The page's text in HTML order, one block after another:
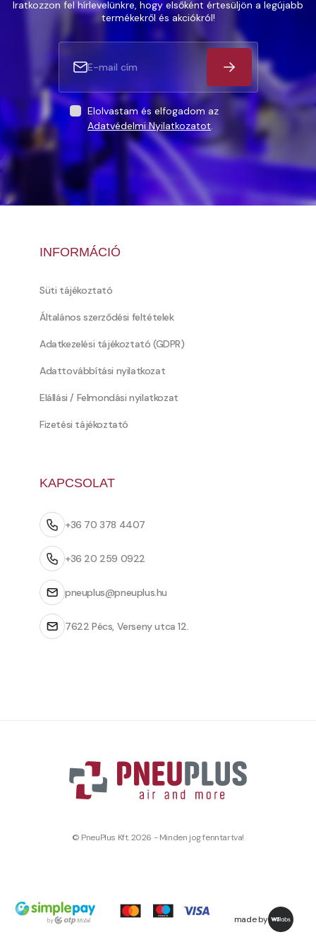
Iratkozzon fel hírlevelünkre, hogy elsőként értesüljön a legújabb
termékekről és akciókról!
Elolvastam és elfogadom az
Adatvédelmi Nyilatkozatot.
INFORMÁCIÓ
Süti tájékoztató
Általános szerződési feltételek
Adatkezelési tájékoztató (GDPR)
Adattovábbítási nyilatkozat
Elállási / Felmondási nyilatkozat
Fizetési tájékoztató
KAPCSOLAT
+36 70 378 4407
+36 20 259 0922
pneuplus@pneuplus.hu
7622 Pécs, Verseny utca 12.
© PneuPlus Kft. 2026 - Minden jog fenntartva!
made by